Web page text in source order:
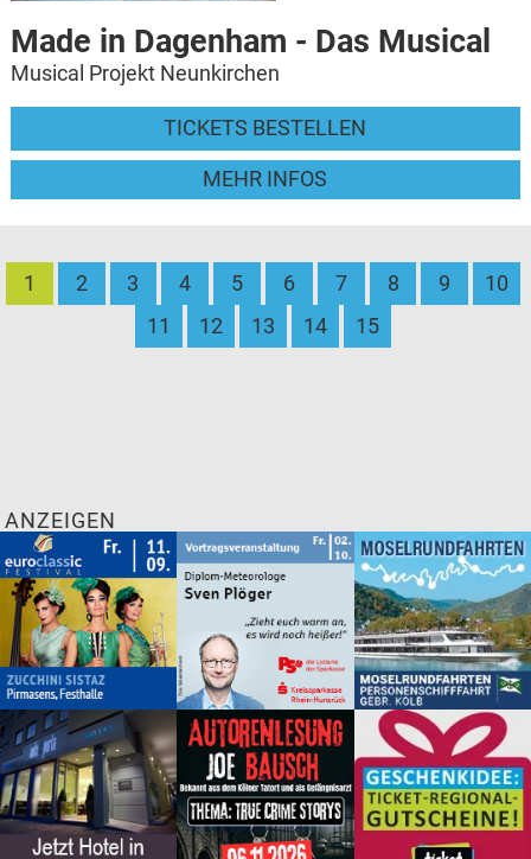
Made in Dagenham - Das Musical
Musical Projekt Neunkirchen
TICKETS BESTELLEN
MEHR INFOS
1 2 3 4 5 6 7 8 9
10
11
12 13 14 15
ANZEIGEN